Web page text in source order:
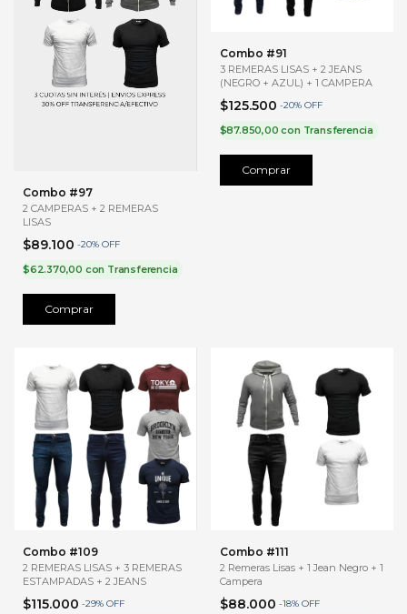
Combo #97
2 CAMPERAS + 2 REMERAS
LISAS
$89.100 -20% OFF
$62.370,00 con Transferencia
Comprar
Combo #91
3 REMERAS LISAS + 2 JEANS
(NEGRO + AZUL) + 1 CAMPERA
$125.500 -20% OFF
$87.850,00con Transferencia
Comprar
Combo #109
2 REMERAS LISAS + 3 REMERAS
ESTAMPADAS + 2 JEANS
$115.000 -29% OFF
Combo #111
2 Remeras Lisas + 1 Jean Negro + 1
Campera
$88.000 -18% OFF